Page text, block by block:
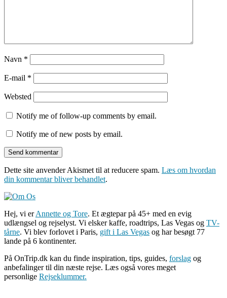
Navn *
E-mail *
Websted
Notify me of follow-up comments by email.
Notify me of new posts by email.
Dette site anvender Akismet til at reducere spam. Læs om hvordan
din kommentar bliver behandlet.
Hej, vi erAnnette og Tore. Et ægtepar på 45+ med en evig
udlængsel og rejselyst. Vi elsker kaffe, roadtrips, Las Vegas og TV-
tårne. Vi blev forlovet i Paris, gift i Las Vegas og har besøgt 77
lande på 6 kontinenter.
På OnTrip.dk kan du finde inspiration, tips, guides, forslag og
anbefalinger til din næste rejse. Læs også vores meget
personlige Rejseklummer.